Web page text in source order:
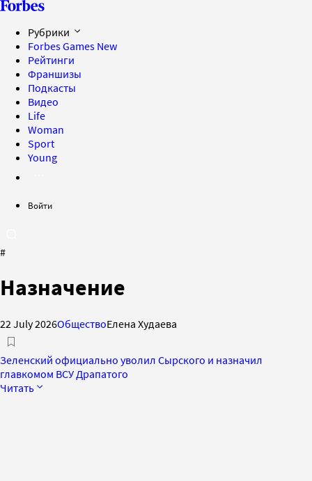
Рубрики
Forbes Games New
Рейтинги
Франшизы
Подкасты
Видео
Life
Woman
Sport
Young
Войти
#
Назначение
22 July 2026ОбществоЕлена Худаева
Зеленский официально уволил Сырского и назначил
главкомом ВСУ Драпатого
Читать